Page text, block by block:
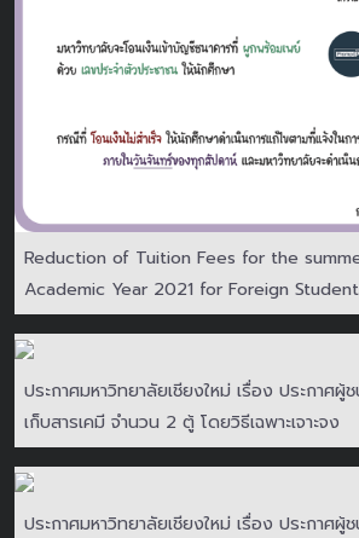
Reduction of Tuition Fees for the
Academic Year 2021 for Foreign
ประกาศมหาวิทยาลัยเชียงใหม่ เรื่อง ประกาศผู้
เก็บสารเคมี จำนวน 2 ตู้ โดยวิธีเฉพาะเจาะจง
ประกาศมหาวิทยาลัยเชียงใหม่ เรื่อง ประกาศผู้